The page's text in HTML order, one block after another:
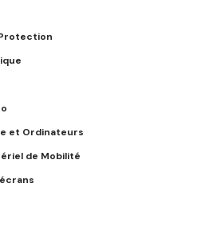
et Ordinateurs
de Mobilité